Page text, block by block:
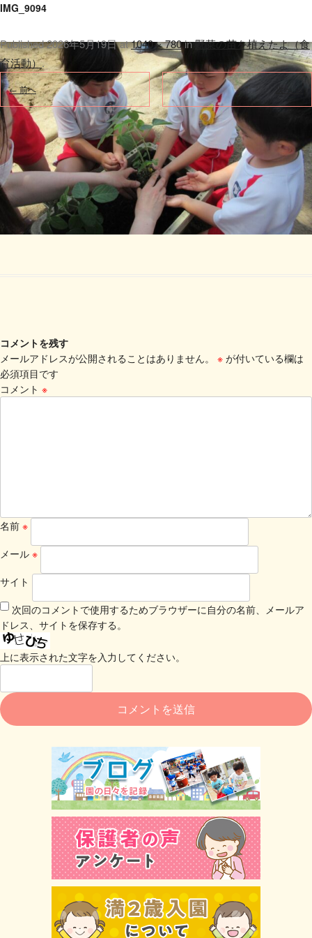
IMG_9094
Published2026年5月19日at1040 × 780in野菜の苗を植えたよ（食
育活動）.
← 前へ 次へ →
コメントを残す
メールアドレスが公開されることはありません。
※ が付いている欄は
必須項目です
コメント ※
名前 ※
メール ※
サイト
次回のコメントで使用するためブラウザーに自分の名前、メールア
ドレス、サイトを保存する。
上に表示された文字を入力してください。